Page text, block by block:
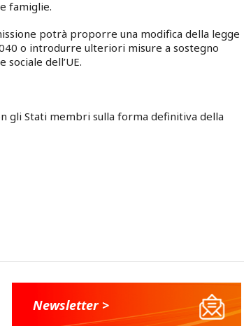
famiglie.
potrà proporre una modifica della legge
o introdurre ulteriori misure a sostegno
dell’UE.
gli Stati membri sulla forma definitiva della
Newsletter >